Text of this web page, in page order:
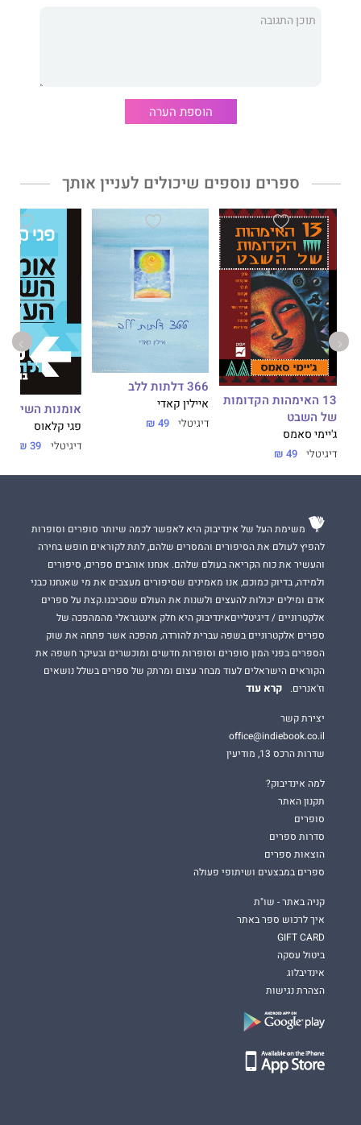
הרגשות, האנרגיות והשיגעונות - ולייצר את התוצאות הטובות ביותר.
ידי שני מאמנים מנוסים, ותיקים וידועים בעולם, שאימנו כבר אלפי
הבנה עצמית שתכוון אתכם אל הבחירות הנכונות ביותר בשבילכם!
מכאן הדרך להצלחה סלולה וקצרה! אז למה אתם מחכים? סקוט
בלנצ'רד ומדלן הומאן הם מייסדי חברת coaching.com - שירות
מבוסס אינטרנט לאימון (קואוצ'ינג) ולפיתוח מנהיגות.
הוספת הערה
ספרים נוספים שיכולים לעניין אותך
13 האימהות הקדומות
של השבט
ג'יימי סאמס
דיגיטלי 49 ₪
366 דלתות ללב
איילין קאדי
דיגיטלי 49 ₪
אומנות
פגי קלאוס
דיגיטלי 39 ₪
משימת העל של אינדיבוק היא לאפשר לכמה שיותר סופרים וסופרות
להפיץ לעולם את הסיפורים והמסרים שלהם, לתת לקוראים חופש בחירה
והעשיר את כוח הקריאה בעולם שלהם. אנחנו אוהבים ספרים, סיפורים
ולמידה, בדיוק כמוכם, אנו מאמינים שסיפורים מעצבים את מי שאנחנו כבני
אדם ומילים יכולות להעצים ולשנות את העולם שסביבנו.קצת על ספרים
אלקטרוניים / דיגיטלייםאינדיבוק היא חלק אינטגראלי מהמהפכה של
ספרים אלקטרוניים בשפה עברית להורדה, מהפכה אשר פתחה את שוק
הספרים בפני המון סופרים וסופרות חדשים ומוכשרים ובעיקר חשפה את
הקוראים הישראלים לעוד מבחר עצום ומרתק של ספרים בשלל נושאים
וז'אנרים.
קרא עוד
יצירת קשר
office@indiebook.co.il
שדרות הרכס 13, מודיעין
למה אינדיבוק?
תקנון האתר
סופרים
סדרות ספרים
הוצאות ספרים
ספרים במבצעים ושיתופי פעולה
קניה באתר - שו"ת
איך לרכוש ספר באתר
GIFT CARD
ביטול עסקה
אינדיבלוג
הצהרת נגישות